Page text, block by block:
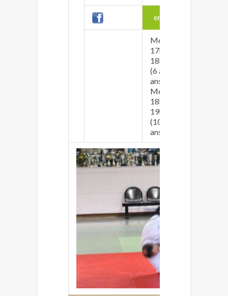
enfants
Mercredi
17h00 -
18h00
(6 à 10
ans)
Mercredi
18h00 -
19h00
(10 à 17
ans)